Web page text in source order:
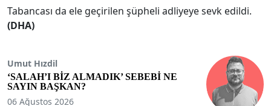
Tabancası da ele geçirilen şüpheli adliyeye sevk edildi.
(DHA)
Umut Hızdil
‘SALAH’I BİZ ALMADIK’ SEBEBİ NE
SAYIN BAŞKAN?
06 Ağustos 2026